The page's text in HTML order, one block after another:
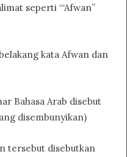
seperti “‘Afwan”
kata Afwan dan
Bahasa Arab disebut
disembunyikan)
tersebut disebutkan